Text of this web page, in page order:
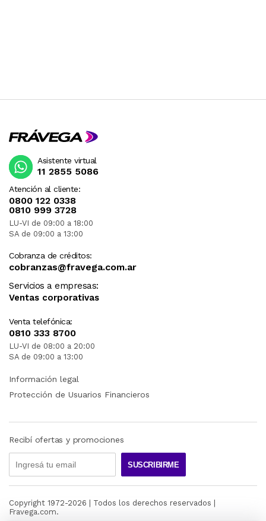
Atención al cliente:
0800 122 0338
0810 999 3728
LU-VI de 09:00 a 18:00
SA de 09:00 a 13:00
Cobranza de créditos:
cobranzas@fravega.com.ar
Servicios a empresas:
Ventas corporativas
Venta telefónica:
0810 333 8700
LU-VI de 08:00 a 20:00
SA de 09:00 a 13:00
Asistente virtual
11 2855 5086
Información legal
Protección de Usuarios Financieros
Recibí ofertas y promociones
SUSCRIBIRME
Copyright 1972-2026 | Todos los derechos reservados |
Fravega.com.